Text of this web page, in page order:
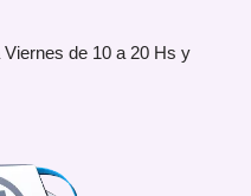
Viernes de 10 a 20 Hs y